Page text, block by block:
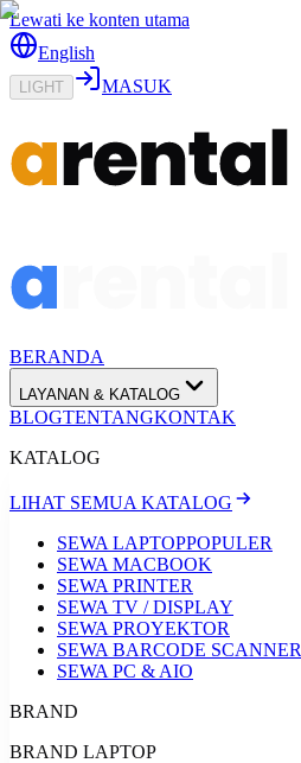
Lewati ke konten utama
English
LIGHT MASUK
BERANDA
LAYANAN & KATALOG
BLOGTENTANGKONTAK
KATALOG
LIHAT SEMUA KATALOG
SEWA LAPTOPPOPULER
SEWA MACBOOK
SEWA PRINTER
SEWA TV / DISPLAY
SEWA PROYEKTOR
SEWA BARCODE SCANNER
SEWA PC & AIO
BRAND
BRAND LAPTOP